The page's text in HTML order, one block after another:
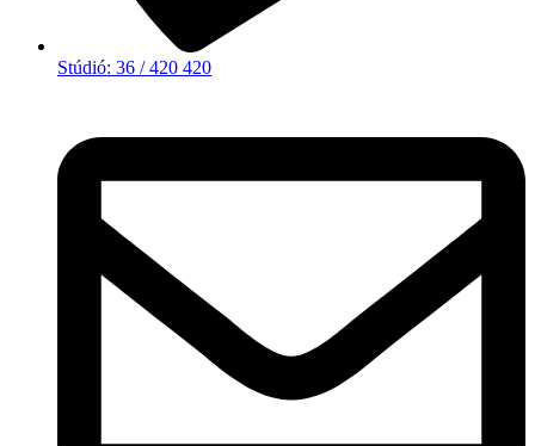
Stúdió: 36 / 420 420